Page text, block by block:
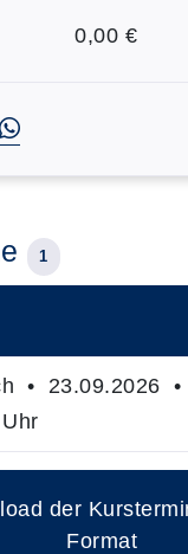
0,00 €
1
es 1 Termine
• 23.09.2026
der
Format